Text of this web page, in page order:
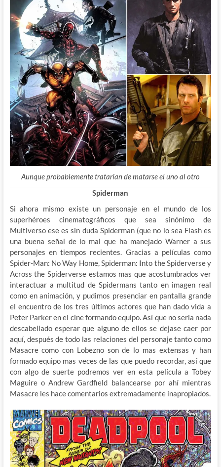
Aunque probablemente tratarían de matarse el uno al otro
Spiderman
Si ahora mismo existe un personaje en el mundo de los
superhéroes cinematográficos que sea sinónimo de
Multiverso ese es sin duda Spiderman (que no lo sea Flash es
una buena señal de lo mal que ha manejado Warner a sus
personajes en tiempos recientes. Gracias a películas como
Spider-Man: No Way Home, Spiderman: Into the Spiderverse y
Across the Spiderverse estamos mas que acostumbrados ver
interactuar a multitud de Spidermans tanto en imagen real
como en animación, y pudimos presenciar en pantalla grande
el encuentro de los tres últimos actores que han dado vida a
Peter Parker en el cine formando equipo. Así que no seria nada
descabellado esperar que alguno de ellos se dejase caer por
aquí, después de todo las relaciones del personaje tanto como
Masacre como con Lobezno son de lo mas extensas y han
formado equipo mas veces de las que puedo recordar, así que
con algo de suerte podremos ver en esta película a Tobey
Maguire o Andrew Gardfield balancearse por ahí mientras
Masacre les hace comentarios extremadamente inapropiados.